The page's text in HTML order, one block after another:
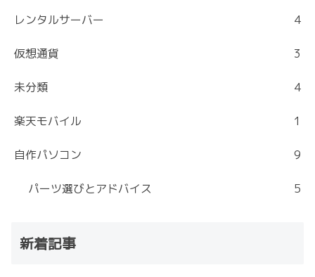
レンタルサーバー 4
仮想通貨 3
未分類 4
楽天モバイル 1
自作パソコン 9
パーツ選びとアドバイス 5
新着記事